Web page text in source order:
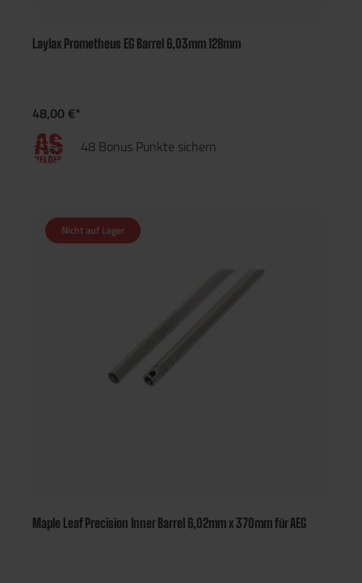
Laylax Prometheus EG Barrel 6,03mm 128mm
48,00 €*
48 Bonus Punkte sichern
Nicht auf Lager
Maple Leaf Precision Inner Barrel 6,02mm x 370mm für AEG